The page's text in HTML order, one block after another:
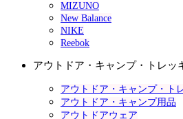
MIZUNO
New Balance
NIKE
Reebok
アウトドア・キャンプ・トレッ
アウトドア・キャンプ・ト
アウトドア・キャンプ用品
アウトドアウェア